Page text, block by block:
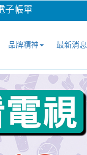
子帳單
品牌精神 最新消息